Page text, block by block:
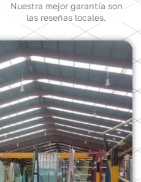
Nuestra mejor garantía son
las reseñas locales.